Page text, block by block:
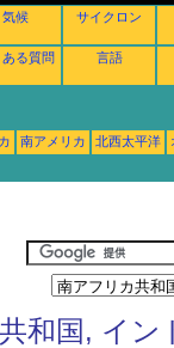
気候 サイクロン
ある質問 言語
南アメリカ 北西太平洋
和国, イン